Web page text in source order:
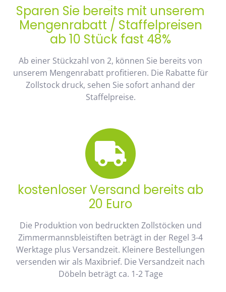
Sparen Sie bereits mit unserem
Mengenrabatt / Staffelpreisen
ab 10 Stück fast 48%
Ab einer Stückzahl von 2, können Sie bereits von
unserem Mengenrabatt profitieren. Die Rabatte für
Zollstock druck, sehen Sie sofort anhand der
Staffelpreise.
kostenloser Versand bereits ab
20 Euro
Die Produktion von bedruckten Zollstöcken und
Zimmermannsbleistiften beträgt in der Regel 3-4
Werktage plus Versandzeit. Kleinere Bestellungen
versenden wir als Maxibrief. Die Versandzeit nach
Döbeln beträgt ca. 1-2 Tage